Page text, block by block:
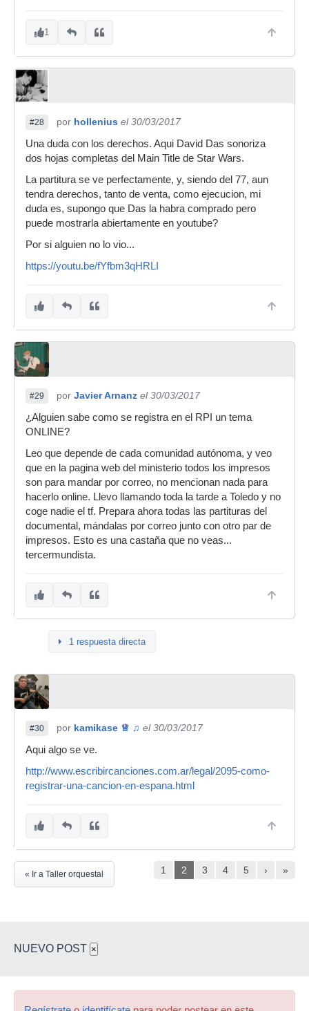
1
#28 por hollenius el 30/03/2017
Una duda con los derechos. Aqui David Das sonoriza
dos hojas completas del Main Title de Star Wars.
La partitura se ve perfectamente, y, siendo del 77, aun
tendra derechos, tanto de venta, como ejecucion, mi
duda es, supongo que Das la habra comprado pero
puede mostrarla abiertamente en youtube?
Por si alguien no lo vio...
https://youtu.be/fYfbm3qHRLI
#29 por Javier Arnanz el 30/03/2017
¿Alguien sabe como se registra en el RPI un tema
ONLINE?
Leo que depende de cada comunidad autónoma, y veo
que en la pagina web del ministerio todos los impresos
son para mandar por correo, no mencionan nada para
hacerlo online. Llevo llamando toda la tarde a Toledo y no
coge nadie el tf. Prepara ahora todas las partituras del
documental, mándalas por correo junto con otro par de
impresos. Esto es una castaña que no veas...
tercermundista.
1 respuesta directa
#30 por kamikase ♕ ♫ el 30/03/2017
Aqui algo se ve.
http://www.escribircanciones.com.ar/legal/2095-como-
registrar-una-cancion-en-espana.html
1 2 3 4 5 › »
« Ir a Taller orquestal
NUEVO POST ×